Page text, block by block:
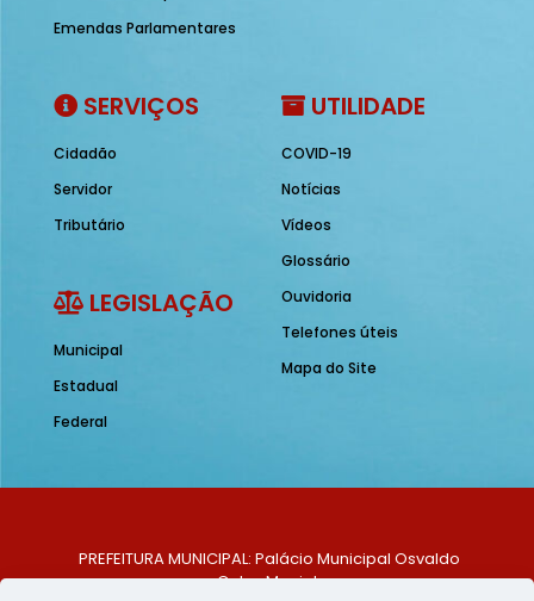
Emendas Parlamentares
SERVIÇOS
Cidadão
Servidor
Tributário
LEGISLAÇÃO
Municipal
Estadual
Federal
UTILIDADE
COVID-19
Notícias
Vídeos
Glossário
Ouvidoria
Telefones úteis
Mapa do Site
PREFEITURA MUNICIPAL: Palácio Municipal Osvaldo
Celso Maciel